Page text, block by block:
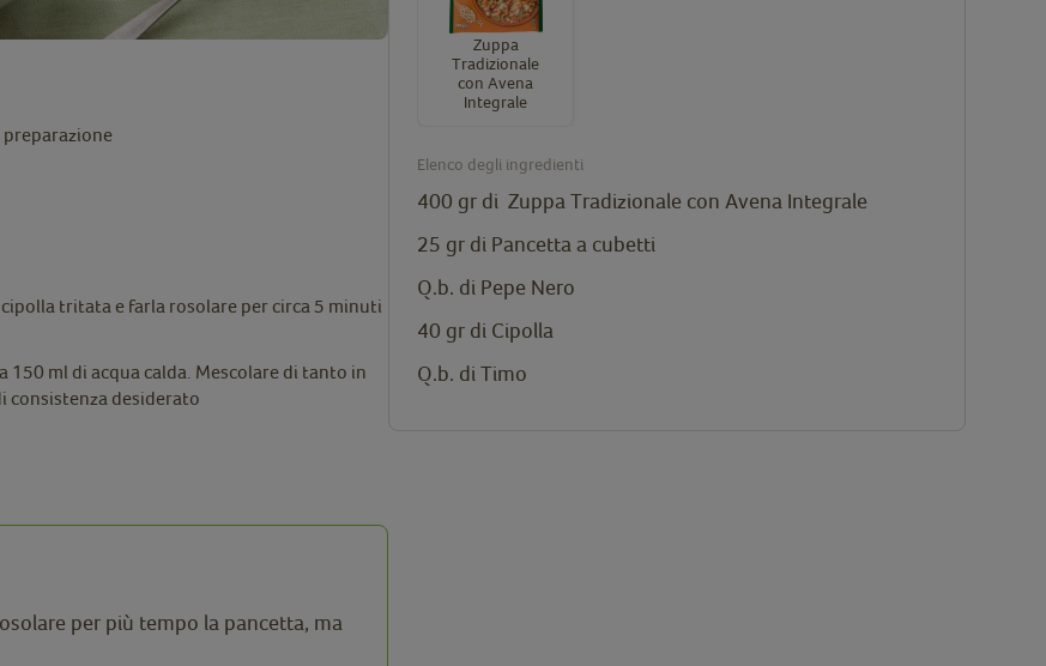
tritata e farla rosolare per circa 5 minuti
150 ml di acqua calda. Mescolare di tanto in
consistenza desiderato
per più tempo la pancetta, ma
Zuppa
Tradizionale
con Avena
Integrale
Elenco degli ingredienti
400 gr di Zuppa Tradizionale con Avena Integrale
25 gr di Pancetta a cubetti
Q.b. di Pepe Nero
40 gr di Cipolla
Q.b. di Timo